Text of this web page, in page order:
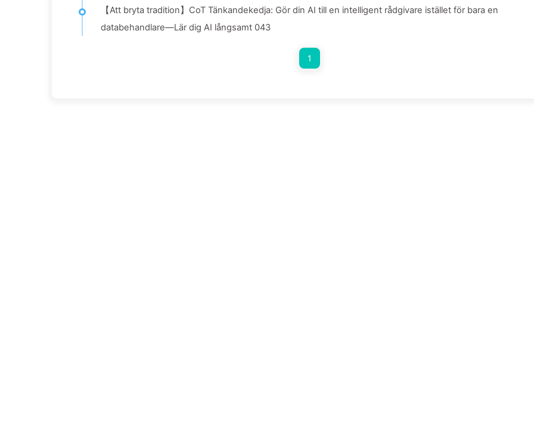
【Att bryta tradition】CoT Tänkandekedja: Gör din AI till en intelligent rådgivare istället för bara en
databehandlare—Lär dig AI långsamt 043
1